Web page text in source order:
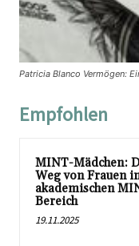
Patricia Blanco Vermögen:
Empfohlen
MINT-Mädchen:
Weg von Frauen
akademischen
Bereich
19.11.2025